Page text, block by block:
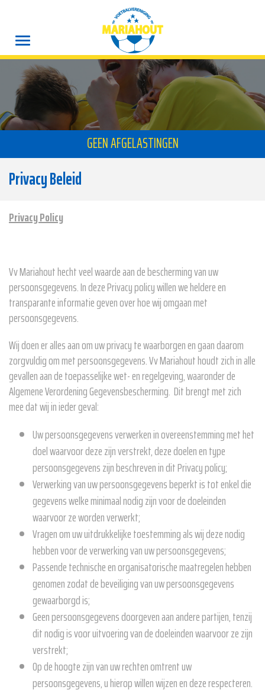
GEEN AFGELASTINGEN
Privacy Beleid
Privacy Policy
Vv Mariahout hecht veel waarde aan de bescherming van uw
persoonsgegevens. In deze Privacy policy willen we heldere en
transparante informatie geven over hoe wij omgaan met
persoonsgegevens.
Wij doen er alles aan om uw privacy te waarborgen en gaan daarom
zorgvuldig om met persoonsgegevens. Vv Mariahout houdt zich in alle
gevallen aan de toepasselijke wet- en regelgeving, waaronder de
Algemene Verordening Gegevensbescherming. Dit brengt met zich
mee dat wij in ieder geval:
Uw persoonsgegevens verwerken in overeenstemming met het
doel waarvoor deze zijn verstrekt, deze doelen en type
persoonsgegevens zijn beschreven in dit Privacy policy;
Verwerking van uw persoonsgegevens beperkt is tot enkel die
gegevens welke minimaal nodig zijn voor de doeleinden
waarvoor ze worden verwerkt;
Vragen om uw uitdrukkelijke toestemming als wij deze nodig
hebben voor de verwerking van uw persoonsgegevens;
Passende technische en organisatorische maatregelen hebben
genomen zodat de beveiliging van uw persoonsgegevens
gewaarborgd is;
Geen persoonsgegevens doorgeven aan andere partijen, tenzij
dit nodig is voor uitvoering van de doeleinden waarvoor ze zijn
verstrekt;
Op de hoogte zijn van uw rechten omtrent uw
persoonsgegevens, u hierop willen wijzen en deze respecteren.